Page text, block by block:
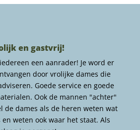
en gastvrij!
een aanrader! Je word er
door vrolijke dames die
Goede service en goede
Ook de mannen "achter"
de dames als de heren weten wat
weten ook waar het staat. Als